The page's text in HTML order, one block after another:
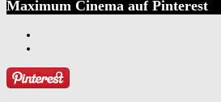
Maximum Cinema auf Pinterest